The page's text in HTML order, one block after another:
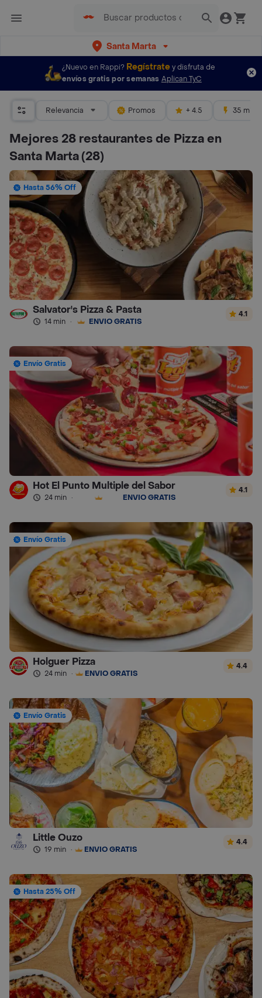
Santa Marta
¿Nuevo en Rappi? Regístratey disfruta de
envíos gratis por semanas Aplican TyC
Relevancia Promos + 4.5 35 mins
Mejores 28 restaurantes de Pizza en
Santa Marta(28)
Hasta 56% Off
Salvator's Pizza & Pasta
14 min · ENVÍO GRATIS
4.1
Envío Gratis
Hot El Punto Multiple del Sabor
24 min · ENVÍO GRATIS
4.1
Envío Gratis
Holguer Pizza
24 min · ENVÍO GRATIS
4.4
Envío Gratis
Little Ouzo
19 min · ENVÍO GRATIS
4.4
Hasta 25% Off